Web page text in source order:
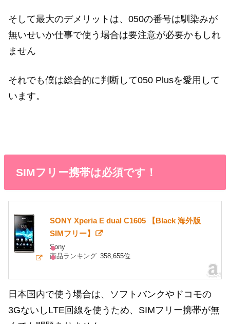
そして最大のデメリットは、050の番号は馴染みが
無いせいか仕事で使う場合は要注意が必要かもしれ
ません
それでも僕は総合的に判断して050 Plusを愛用して
います。
SIMフリー携帯は必須です！
SONY Xperia E dual C1605 【Black 海外版
SIMフリー】
Sony
商品ランキング 358,655位
日本国内で使う場合は、ソフトバンクやドコモの
3GないしLTE回線を使うため、SIMフリー携帯が無